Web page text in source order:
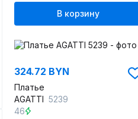
В корзину
324.72 BYN
Платье
AGATTI 5239
46